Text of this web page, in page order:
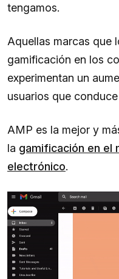
tengamos.
Aquellas marcas que
gamificación en los
experimentan un
usuarios que
AMP es la mejor y
la gamificación en el
electrónico.